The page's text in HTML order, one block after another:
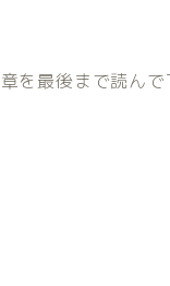
を最後まで読ん